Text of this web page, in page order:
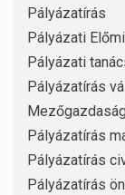
Pályázatírás
Pályázati
Pályázati
Pályázatírás
Pályázatírás
Pályázatírás
Pályázatírás